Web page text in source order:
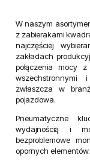
W naszym
z zabierakami
najczęściej
zakładach
połączenia mocy
wszechstronnymi
zwłaszcza w
pojazdowa.
Pneumatyczne
wydajnością i
bezproblemowe
opornych elementów.